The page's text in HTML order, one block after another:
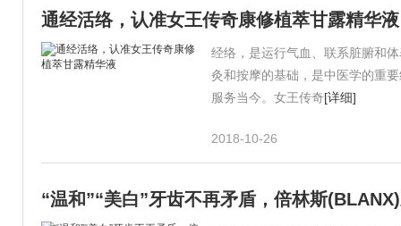
通经活络，认准女王传奇康修植萃甘露精华液
经络，是运行气血、联系脏腑和
灸和按摩的基础，是中医学的重
服务当今。女王传奇[详细]
2018-10-26
“温和”“美白”牙齿不再矛盾，倍林斯